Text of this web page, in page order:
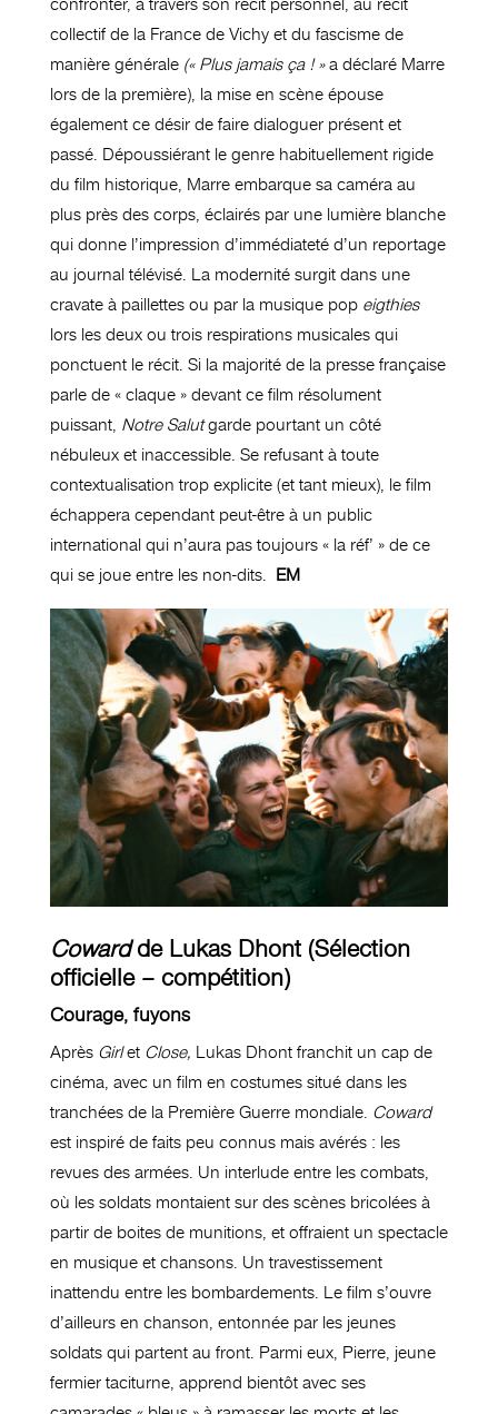
confronter, à travers son récit personnel, au récit
collectif de la France de Vichy et du fascisme de
manière générale (« Plus jamais ça ! »a déclaré Marre
lors de la première), la mise en scène épouse
également ce désir de faire dialoguer présent et
passé. Dépoussiérant le genre habituellement rigide
du film historique, Marre embarque sa caméra au
plus près des corps, éclairés par une lumière blanche
qui donne l’impression d’immédiateté d’un reportage
au journal télévisé. La modernité surgit dans une
cravate à paillettes ou par la musique pop eigthies
lors les deux ou trois respirations musicales qui
ponctuent le récit. Si la majorité de la presse française
parle de « claque » devant ce film résolument
puissant, Notre Salutgarde pourtant un côté
nébuleux et inaccessible. Se refusant à toute
contextualisation trop explicite (et tant mieux), le film
échappera cependant peut-être à un public
international qui n’aura pas toujours « la réf’ » de ce
qui se joue entre les non-dits. EM
Cowardde Lukas Dhont (Sélection
officielle – compétition)
Courage, fuyons
Après Girlet Close, Lukas Dhont franchit un cap de
cinéma, avec un film en costumes situé dans les
tranchées de la Première Guerre mondiale. Coward
est inspiré de faits peu connus mais avérés : les
revues des armées. Un interlude entre les combats,
où les soldats montaient sur des scènes bricolées à
partir de boites de munitions, et offraient un spectacle
en musique et chansons. Un travestissement
inattendu entre les bombardements. Le film s’ouvre
d’ailleurs en chanson, entonnée par les jeunes
soldats qui partent au front. Parmi eux, Pierre, jeune
fermier taciturne, apprend bientôt avec ses